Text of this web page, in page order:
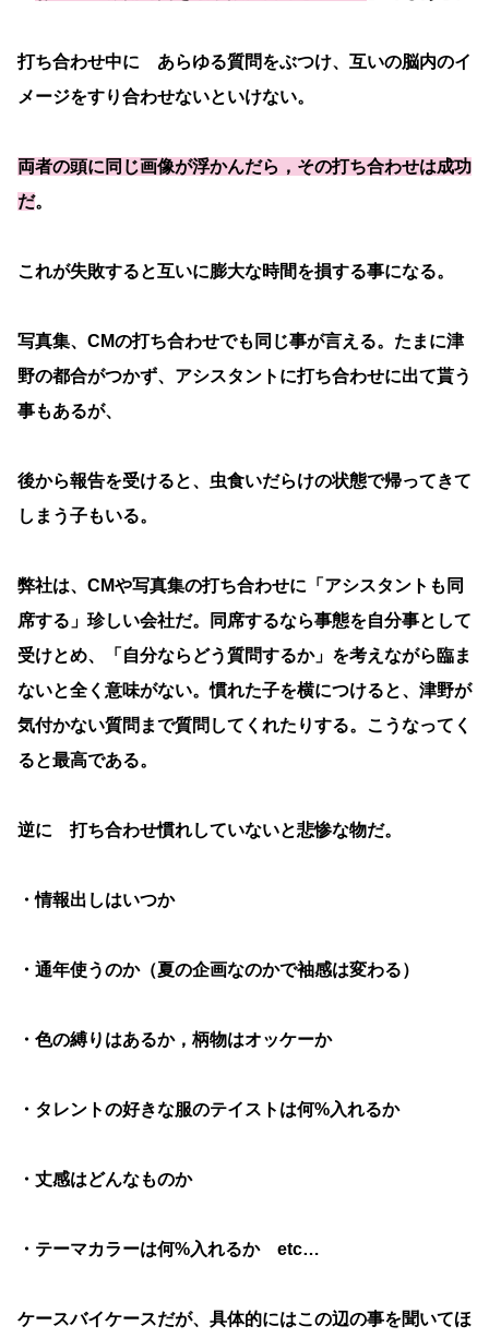
打ち合わせ中に あらゆる質問をぶつけ、互いの脳内のイ
メージをすり合わせないといけない。
両者の頭に同じ画像が浮かんだら，その打ち合わせは成功
だ。
これが失敗すると互いに膨大な時間を損する事になる。
写真集、CMの打ち合わせでも同じ事が言える。たまに津
野の都合がつかず、アシスタントに打ち合わせに出て貰う
事もあるが、
後から報告を受けると、虫食いだらけの状態で帰ってきて
しまう子もいる。
弊社は、CMや写真集の打ち合わせに「アシスタントも同
席する」珍しい会社だ。同席するなら事態を自分事として
受けとめ、「自分ならどう質問するか」を考えながら臨ま
ないと全く意味がない。慣れた子を横につけると、津野が
気付かない質問まで質問してくれたりする。こうなってく
ると最高である。
逆に 打ち合わせ慣れしていないと悲惨な物だ。
・情報出しはいつか
・通年使うのか（夏の企画なのかで袖感は変わる）
・色の縛りはあるか，柄物はオッケーか
・タレントの好きな服のテイストは何%入れるか
・丈感はどんなものか
・テーマカラーは何%入れるか etc…
ケースバイケースだが、具体的にはこの辺の事を聞いてほ